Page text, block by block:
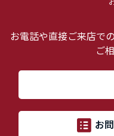
お電話や直接ご来店で
ご
お